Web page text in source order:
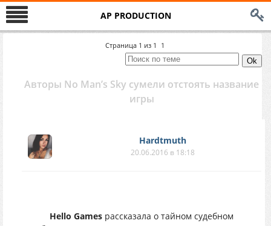
AP PRODUCTION
Страница 1 из 1 1
Авторы No Man’s Sky сумели отстоять название
игры
Hardtmuth
20.06.2016 в 18:18
Hello Games рассказала о тайном судебном